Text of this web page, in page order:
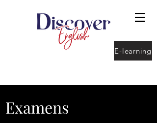
E-learning
Examens